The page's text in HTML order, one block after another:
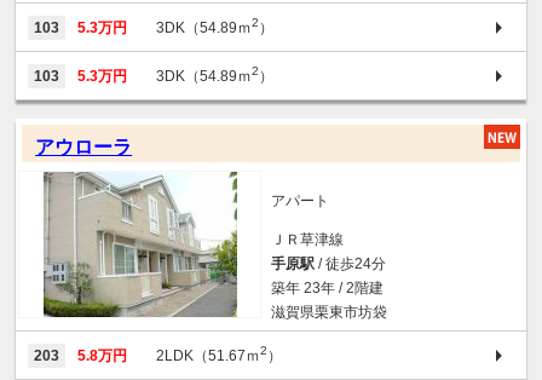
103 5.3万円 3DK（54.89ｍ2 ）
103 5.3万円 3DK（54.89ｍ2 ）
アウローラ
アパート
ＪＲ草津線
手原駅 / 徒歩24分
築年 23年 / 2階建
滋賀県栗東市坊袋
203 5.8万円 2LDK（51.67ｍ2 ）